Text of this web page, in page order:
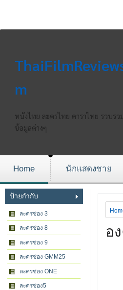
m
หนังไทย ละครไทย ดาราไทย รวบร
ข้อมูลต่างๆ
Home นักแสดงชาย
ป้ายกำกับ
ละครช่อง 3
ละครช่อง 8
ละครช่อง 9
ละครช่อง GMM25
ละครช่อง ONE
ละครช่อง5
อ